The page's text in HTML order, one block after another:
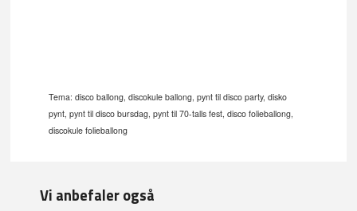
Tema: disco ballong, discokule ballong, pynt til disco party,disko
pynt,pynt til disco bursdag, pynt til 70-talls fest, disco folieballong,
discokule folieballong
Vi anbefaler også